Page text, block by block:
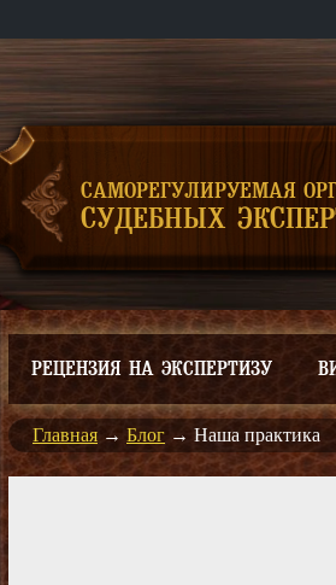
САМОРЕГУЛИРУЕМАЯ
СУДЕБНЫХ
РЕЦЕНЗИЯ НА ЭКСПЕРТИЗУ
Главная → Блог → Наша практика